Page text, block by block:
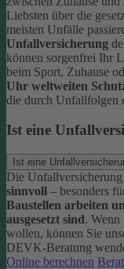
Liebsten über die
meisten Unfälle
Unfallversicherung
können sorgenfrei Ihr
beim Sport, Zuhause
Uhr weltweiten
die durch Unfallfolgen
Ist eine
Ist eine
Die
sinnvoll – besonders
Baustellen arbeiten
ausgesetzt sind. Wenn
wollen, können Sie
DEVK-Beratung
Online berechnen